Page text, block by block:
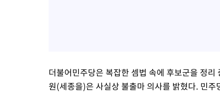
더불어민주당은 복잡한 셈법 속에 후보군을 정
원(세종을)은 사실상 불출마 의사를 밝혔다. 민